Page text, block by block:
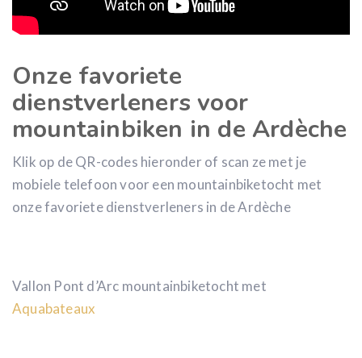
Onze favoriete
dienstverleners voor
mountainbiken in de Ardèche
Klik op de QR-codes hieronder of scan ze met je
mobiele telefoon voor een mountainbiketocht met
onze favoriete dienstverleners in de Ardèche
Vallon Pont d’Arc mountainbiketocht met
Aquabateaux